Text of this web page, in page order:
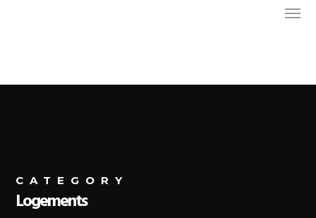
CATEGORY
Logements